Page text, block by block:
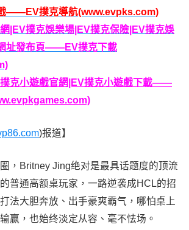
——EV撲克導航(www.evpks.com)
|EV撲克娛樂場|EV撲克保險|EV撲克娛
址發布頁——EV撲克下載
撲克小遊戲官網|EV撲克小遊戲下載——
)报道】
，Britney Jing绝对是最具话题度的顶流
普通高额桌玩家，一路逆袭成HCL的招
法大胆奔放、出手豪爽霸气，哪怕桌上
赢，也始终淡定从容、毫不怯场。